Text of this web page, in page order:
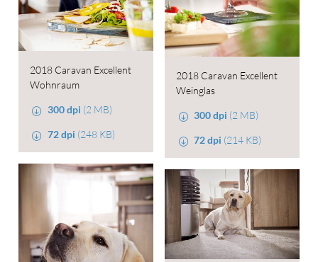
2018 Caravan Excellent
Wohnraum
300 dpi (2 MB)
72 dpi (248 KB)
2018 Caravan Excellent
Weinglas
300 dpi (2 MB)
72 dpi (214 KB)